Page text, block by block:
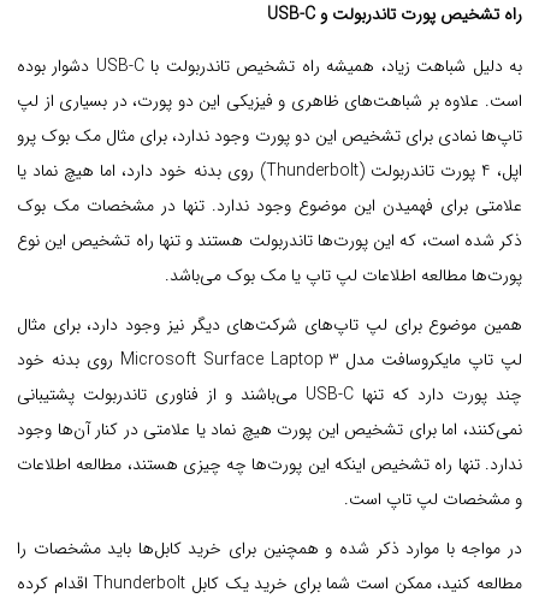
راه تشخیص پورت تاندربولت و USB-C
به دلیل شباهت زیاد، همیشه راه تشخیص تاندربولت با USB-C دشوار بوده
است. علاوه بر شباهت‌های ظاهری و فیزیکی این دو پورت، در بسیاری از لپ
تاپ‌ها نمادی برای تشخیص این دو پورت وجود ندارد، برای مثال مک بوک پرو
اپل، 4 پورت تاندربولت (Thunderbolt) روی بدنه خود دارد، اما هیچ نماد یا
علامتی برای فهمیدن این موضوع وجود ندارد. تنها در مشخصات مک بوک
ذکر شده است، که این پورت‌ها تاندربولت هستند و تنها راه تشخیص این نوع
پورت‌ها مطالعه‌ اطلاعات لپ تاپ یا مک بوک می‌باشد.
همین موضوع برای لپ تاپ‌های شرکت‌های دیگر نیز وجود دارد، برای مثال
لپ تاپ مایکروسافت مدل Microsoft Surface Laptop 3 روی بدنه خود
چند پورت دارد که تنها USB-C می‌باشند و از فناوری تاندربولت پشتیبانی
نمی‌کنند، اما برای تشخیص این پورت هیچ نماد یا علامتی در کنار آن‌ها وجود
ندارد. تنها راه تشخیص اینکه این پورت‌ها چه چیزی هستند، مطالعه‌ اطلاعات
و مشخصات لپ تاپ است.
در مواجه با موارد ذکر شده و همچنین برای خرید کابل‌ها باید مشخصات را
مطالعه کنید، ممکن است شما برای خرید یک کابل Thunderbolt اقدام کرده